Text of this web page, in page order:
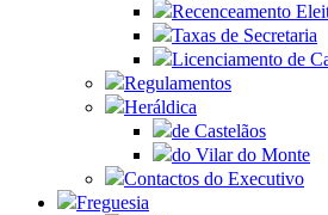
Recenceamento
Taxas de Secretaria
Licenciamento de
Regulamentos
Heráldica
de Castelãos
do Vilar do Monte
Contactos do Executivo
Freguesia